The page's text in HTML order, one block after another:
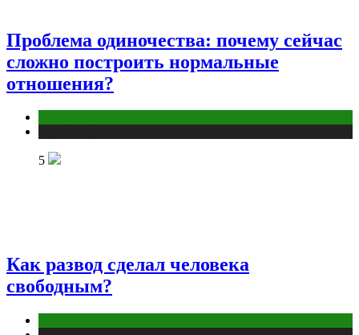
Проблема одиночества: почему сейчас
сложно построить нормальные
отношения?
5
Как развод сделал человека
свободным?